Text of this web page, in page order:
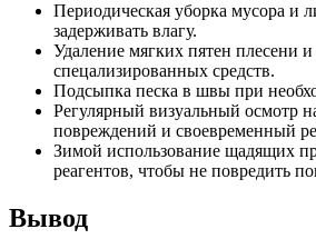
Периодическая уборка мусора и
задерживать влагу.
Удаление мягких пятен плесени
спецализированных средств.
Подсыпка песка в швы при
Регулярный визуальный осмотр
повреждений и своевременный
Зимой использование щадящих
реагентов, чтобы не повредить
Вывод